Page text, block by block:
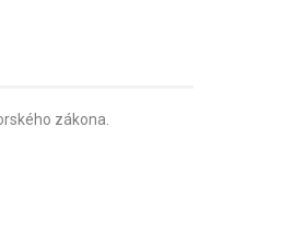
zákona.